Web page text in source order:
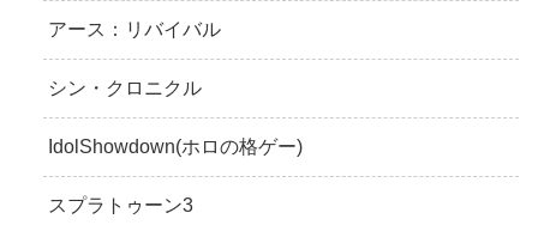
アース：リバイバル
シン・クロニクル
IdolShowdown(ホロの格ゲー)
スプラトゥーン3